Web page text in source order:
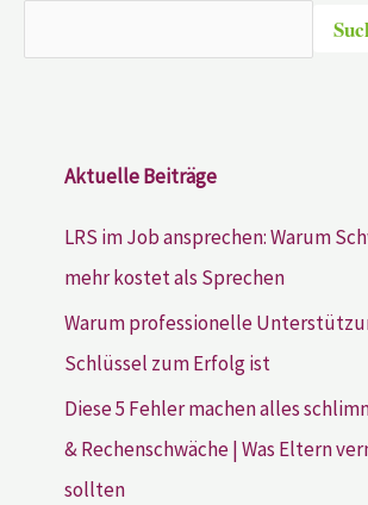
Aktuelle Beiträge
LRS im Job ansprechen: Warum
mehr kostet als Sprechen
Warum professionelle
Schlüssel zum Erfolg ist
Diese 5 Fehler machen alles
& Rechenschwäche | Was Eltern
sollten